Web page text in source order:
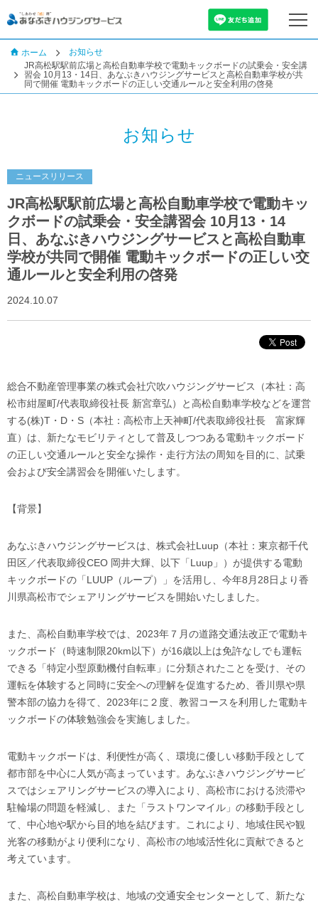
ホーム
お知らせ
JR高松駅駅前広場と高松自動車学校で電動キックボードの試乗会・安全講
習会 10月13・14日、あなぶきハウジングサービスと高松自動車学校が共
同で開催 電動キックボードの正しい交通ルールと安全利用の啓発
お知らせ
ニュースリリース
JR高松駅駅前広場と高松自動車学校で電動キッ
クボードの試乗会・安全講習会 10月13・14
日、あなぶきハウジングサービスと高松自動車
学校が共同で開催 電動キックボードの正しい交
通ルールと安全利用の啓発
2024.10.07
総合不動産管理事業の株式会社穴吹ハウジングサービス（本社：高
松市紺屋町/代表取締役社長 新宮章弘）と高松自動車学校などを運営
する(株)T・D・S（本社：高松市上天神町/代表取締役社長 富家輝
直）は、新たなモビリティとして普及しつつある電動キックボード
の正しい交通ルールと安全な操作・走行方法の周知を目的に、試乗
会および安全講習会を開催いたします。
【背景】
あなぶきハウジングサービスは、株式会社Luup（本社：東京都千代
田区／代表取締役CEO 岡井大輝、以下「Luup」）が提供する電動
キックボードの「LUUP（ループ）」を活用し、今年8月28日より香
川県高松市でシェアリングサービスを開始いたしました。
また、高松自動車学校では、2023年７月の道路交通法改正で電動キ
ックボード（時速制限20km以下）が16歳以上は免許なしでも運転
できる「特定小型原動機付自転車」に分類されたことを受け、その
運転を体験すると同時に安全への理解を促進するため、香川県や県
警本部の協力を得て、2023年に２度、教習コースを利用した電動キ
ックボードの体験勉強会を実施しました。
電動キックボードは、利便性が高く、環境に優しい移動手段として
都市部を中心に人気が高まっています。あなぶきハウジングサービ
スではシェアリングサービスの導入により、高松市における渋滞や
駐輪場の問題を軽減し、また「ラストワンマイル」の移動手段とし
て、中心地や駅から目的地を結びます。これにより、地域住民や観
光客の移動がより便利になり、高松市の地域活性化に貢献できると
考えています。
また、高松自動車学校は、地域の交通安全センターとして、新たな